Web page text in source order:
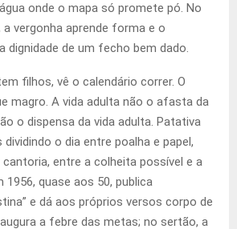
onde o mapa só promete pó. No
vergonha aprende forma e o
dignidade de um fecho bem dado.
filhos, vê o calendário correr. O
magro. A vida adulta não o afasta da
o dispensa da vida adulta. Patativa
o dia entre poalha e papel,
entre a colheita possível e a
1956, quase aos 50, publica
e dá aos próprios versos corpo de
a febre das metas; no sertão, a